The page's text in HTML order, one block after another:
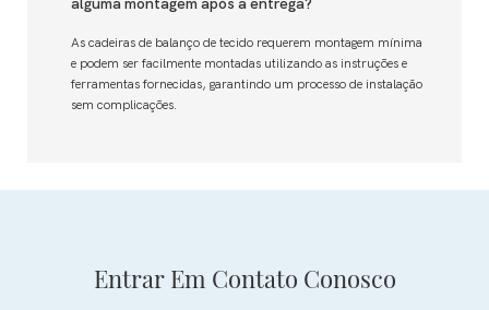
As cadeiras de balanço de tecido requerem montagem mínima
e podem ser facilmente montadas utilizando as instruções e
ferramentas fornecidas, garantindo um processo de instalação
sem complicações.
Entrar Em Contato Conosco